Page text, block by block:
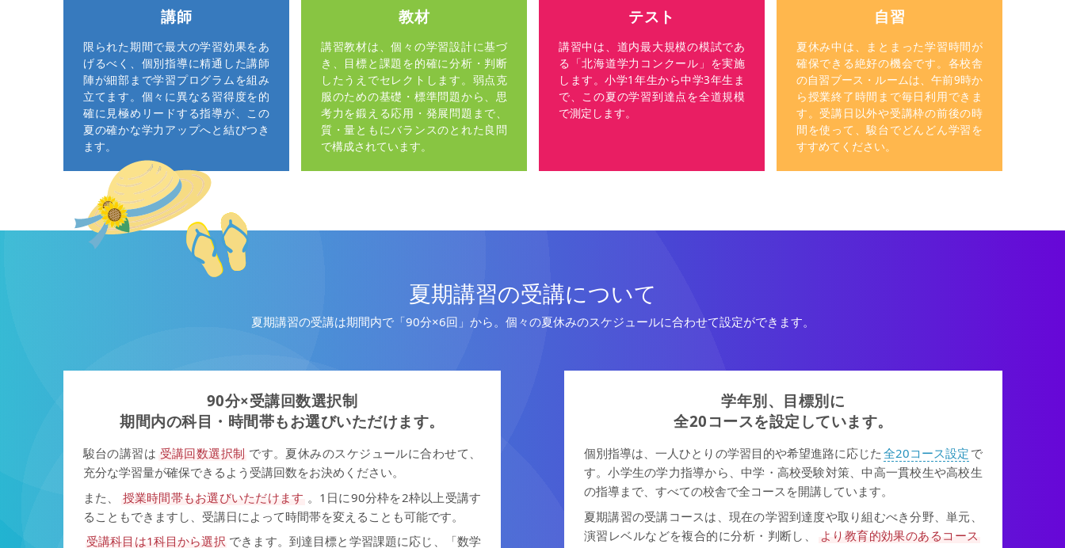
講師
限られた期間で最大の学習効果をあ
げるべく、個別指導に精通した講師
陣が細部まで学習プログラムを組み
立てます。個々に異なる習得度を的
確に見極めリードする指導が、この
夏の確かな学力アップへと結びつき
ます。
教材
講習教材は、個々の学習設計に基づ
き、目標と課題を的確に分析・判断
したうえでセレクトします。弱点克
服のための基礎・標準問題から、思
考力を鍛える応用・発展問題まで、
質・量ともにバランスのとれた良問
で構成されています。
テスト
講習中は、道内最大規模の模試であ
る「北海道学力コンクール」を実施
します。小学1年生から中学3年生ま
で、この夏の学習到達点を全道規模
で測定します。
自習
夏休み中は、まとまった学習時間が
確保できる絶好の機会です。各校舎
の自習ブース・ルームは、午前9時か
ら授業終了時間まで毎日利用できま
す。受講日以外や受講枠の前後の時
間を使って、駿台でどんどん学習を
すすめてください。
夏期講習の受講について
夏期講習の受講は期間内で「90分×6回」から。 個々の夏休みのスケジュールに合わせて設定ができます。
90分×受講回数選択制
期間内の科目・時間帯もお選びいただけます。
駿台の講習は 受講回数選択制 です。夏休みのスケジュールに合わせて、
充分な学習量が確保できるよう受講回数をお決めください。
また、
授業時間帯もお選びいただけます 。1日に90分枠を2枠以上受講す
ることもできますし、受講日によって時間帯を変えることも可能です。
受講科目は1科目から選択 できます。到達目標と学習課題に応じ、「数学
学年別、目標別に
全20コースを設定しています。
個別指導は、一人ひとりの学習目的や希望進路に応じた 全20コース設定 で
す。小学生の学力指導から、中学・高校受験対策、中高一貫校生や高校生
の指導まで、すべての校舎で全コースを開講しています。
夏期講習の受講コースは、現在の学習到達度や取り組むべき分野、単元、
演習レベルなどを複合的に分析・判断し、
より教育的効果のあるコース